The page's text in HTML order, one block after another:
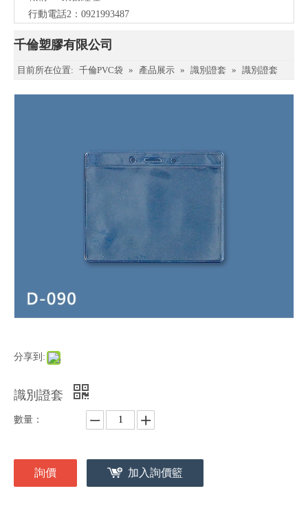
行動電話2：0921993487
千倫塑膠有限公司
目前所在位置: 千倫PVC袋 » 產品展示 » 識別證套 » 識別證套
分享到:
識別證套
數量：
詢價 加入詢價籃